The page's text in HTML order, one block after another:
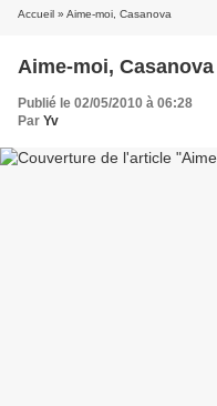
Accueil » Aime-moi, Casanova
Aime-moi, Casanova
Publié le 02/05/2010 à 06:28
Par Yv